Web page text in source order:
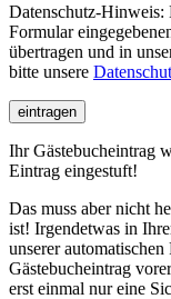
Datenschutz-Hinweis:
Formular
übertragen und in
bitte unsere
eintragen
Ihr Gästebucheintrag
Eintrag eingestuft!
Das muss aber nicht
ist! Irgendetwas in
unserer
Gästebucheintrag
erst einmal nur eine